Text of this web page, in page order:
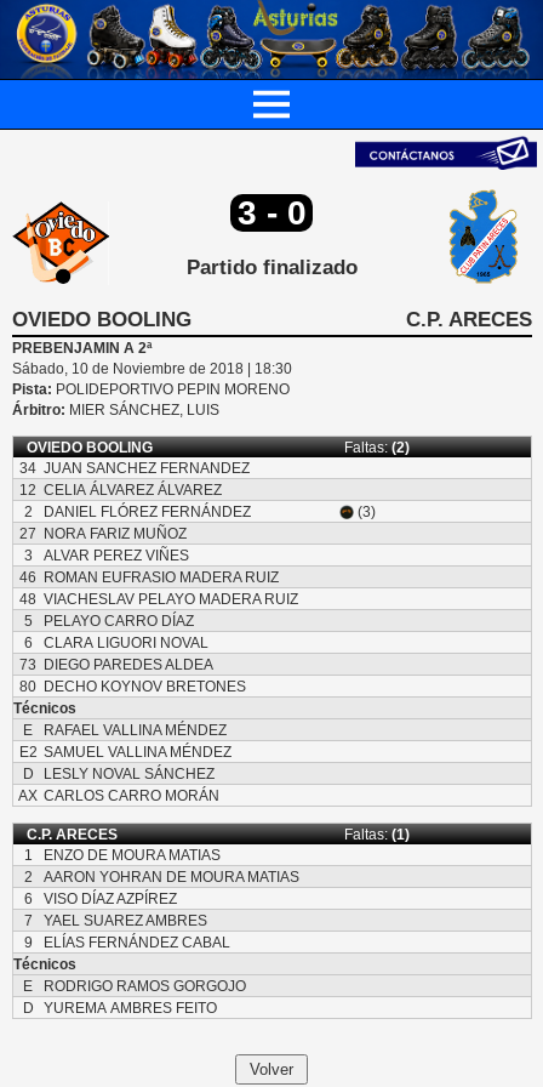
3 - 0
Partido finalizado
OVIEDO BOOLING C.P. ARECES
PREBENJAMIN A 2ª
Sábado, 10 de Noviembre de 2018 | 18:30
Pista: POLIDEPORTIVO PEPIN MORENO
Árbitro: MIER SÁNCHEZ, LUIS
OVIEDO BOOLING Faltas:(2)
34 JUAN SANCHEZ FERNANDEZ
12 CELIA ÁLVAREZ ÁLVAREZ
2
DANIEL FLÓREZ FERNÁNDEZ
(3)
27
NORA FARIZ MUÑOZ
3
ALVAR PEREZ VIÑES
46
ROMAN EUFRASIO MADERA RUIZ
48 VIACHESLAV PELAYO MADERA RUIZ
5
PELAYO CARRO DÍAZ
6
CLARA LIGUORI NOVAL
73
DIEGO PAREDES ALDEA
80
DECHO KOYNOV BRETONES
Técnicos
E
RAFAEL VALLINA MÉNDEZ
E2 SAMUEL VALLINA MÉNDEZ
D
LESLY NOVAL SÁNCHEZ
AX CARLOS CARRO MORÁN
C.P. ARECES Faltas:(1)
1
ENZO DE MOURA MATIAS
2
AARON YOHRAN DE MOURA MATIAS
6
VISO DÍAZ AZPÍREZ
7
YAEL SUAREZ AMBRES
9
ELÍAS FERNÁNDEZ CABAL
Técnicos
E
RODRIGO RAMOS GORGOJO
D
YUREMA AMBRES FEITO